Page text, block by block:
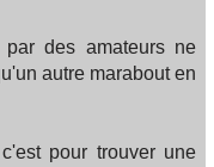
des amateurs ne
autre marabout en
pour trouver une